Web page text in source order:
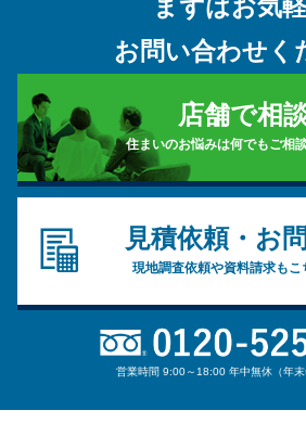
まずはお気
お問い合わせく
店舗で相
住まいのお悩みは何でもご相
見積依頼・お
現地調査依頼や資料請求もこ
営業時間 9:00～18:00 年中無休（年末